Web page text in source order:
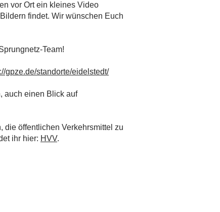
vor Ort ein kleines Video
findet. Wir wünschen Euch
Team!
gpze.de/standorte/eidelstedt/
auch einen Blick auf
die öffentlichen Verkehrsmittel zu
ihr hier: HVV.